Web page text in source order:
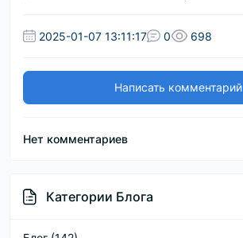
2025-01-07 13:11:17 0 698
Написать комментарий
Нет комментариев
Категории Блога